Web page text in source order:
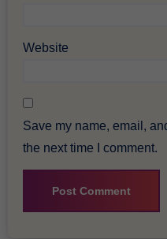
Website
Save my name, email,
the next time I comment.